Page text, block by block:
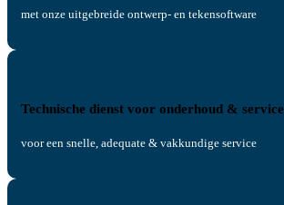
met onze uitgebreide ontwerp- en tekensoftware
Technische dienst voor onderhoud & service
voor een snelle, adequate & vakkundige service